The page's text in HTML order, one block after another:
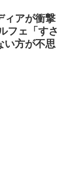
ィアが衝撃
フェ「すさ
い方が不思